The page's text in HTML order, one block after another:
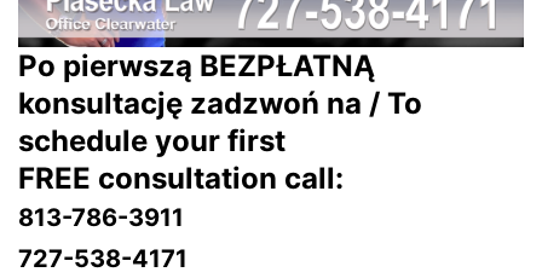
Po pierwszą BEZPŁATNĄ
konsultację zadzwoń na / To
schedule your first
FREE consultation call:
813-786-3911
727-538-4171